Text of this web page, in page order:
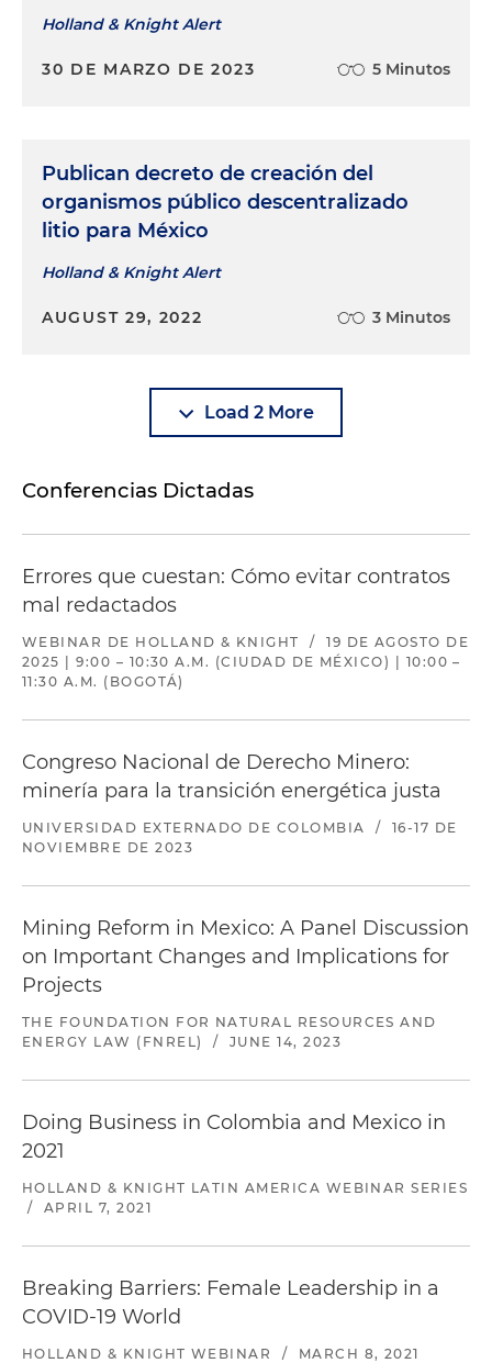
Holland & Knight Alert
30 DE MARZO DE 2023 5 Minutos
Publican decreto de creación del
organismos público descentralizado
litio para México
Holland & Knight Alert
AUGUST 29, 2022 3 Minutos
Load 2 More
Conferencias Dictadas
Errores que cuestan: Cómo evitar contratos
mal redactados
WEBINAR DE HOLLAND & KNIGHT /
19 DE AGOSTO DE
2025 | 9:00 – 10:30 A.M. (CIUDAD DE MÉXICO) | 10:00 –
11:30 A.M. (BOGOTÁ)
Congreso Nacional de Derecho Minero:
minería para la transición energética justa
UNIVERSIDAD EXTERNADO DE COLOMBIA /
16-17 DE
NOVIEMBRE DE 2023
Mining Reform in Mexico: A Panel Discussion
on Important Changes and Implications for
Projects
THE FOUNDATION FOR NATURAL RESOURCES AND
ENERGY LAW (FNREL)
/ JUNE 14, 2023
Doing Business in Colombia and Mexico in
2021
HOLLAND & KNIGHT LATIN AMERICA WEBINAR SERIES
/
APRIL 7, 2021
Breaking Barriers: Female Leadership in a
COVID-19 World
HOLLAND & KNIGHT WEBINAR / MARCH 8, 2021